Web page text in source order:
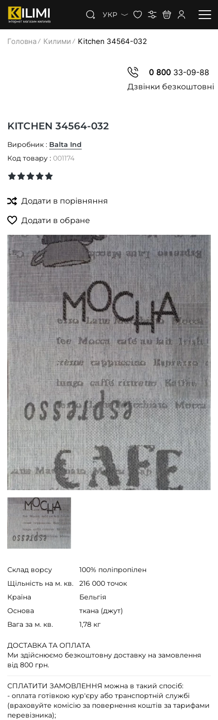
УКР
Головна Килими Kitchen 34564-032
0 80033-09-88
Дзвінки безкоштовні
KITCHEN 34564-032
Виробник : Balta Ind
Код товару : 001174
Додати в порівняння
Додати в обране
Склад ворсу
100% поліпропілен
Щільність на м. кв.
216 000 точок
Країна
Бельгія
Основа
ткана (джут)
Вага за м. кв.
1,78 кг
ДОСТАВКА ТА ОПЛАТА
Ми здійснюємо безкоштовну доставку на замовлення
від 800 грн.
СПЛАТИТИ ЗАМОВЛЕННЯ можна в такий спосіб:
- оплата готівкою кур'єру або транспортній службі
(враховуйте комісію за повернення коштів за тарифами
перевізника);